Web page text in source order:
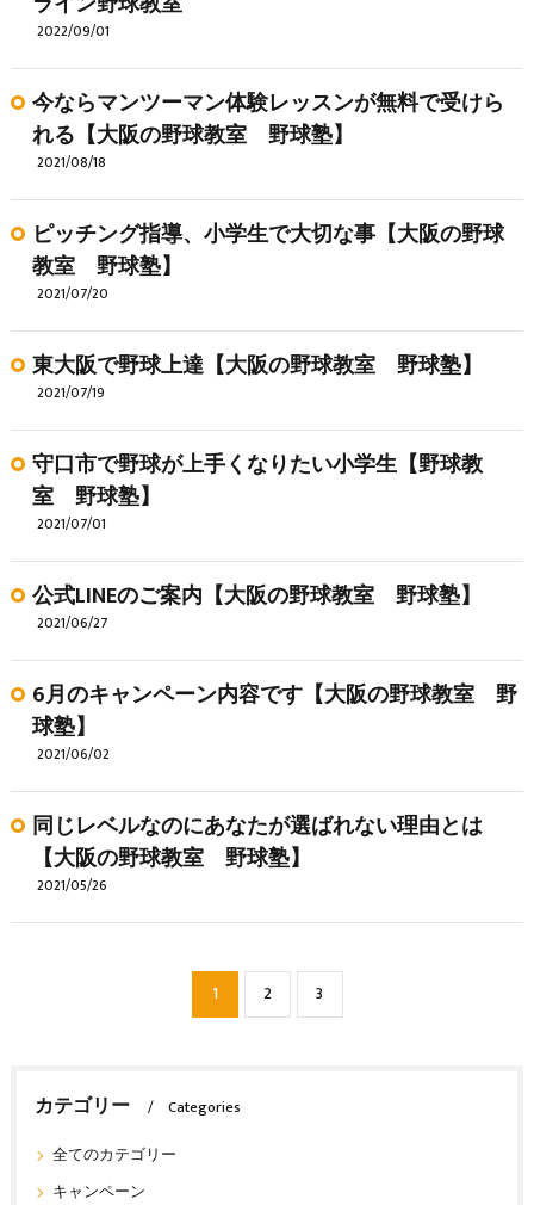
2022/09/01
今ならマンツーマン体験レッスンが無料で受けら
れる【大阪の野球教室 野球塾】
2021/08/18
ピッチング指導、小学生で大切な事【大阪の野球
教室 野球塾】
2021/07/20
東大阪で野球上達【大阪の野球教室 野球塾】
2021/07/19
守口市で野球が上手くなりたい小学生【野球教
室 野球塾】
2021/07/01
公式LINEのご案内【大阪の野球教室 野球塾】
2021/06/27
6月のキャンペーン内容です【大阪の野球教室 野
球塾】
2021/06/02
同じレベルなのにあなたが選ばれない理由とは
【大阪の野球教室 野球塾】
2021/05/26
1 2 3
カテゴリー
Categories
全てのカテゴリー
キャンペーン